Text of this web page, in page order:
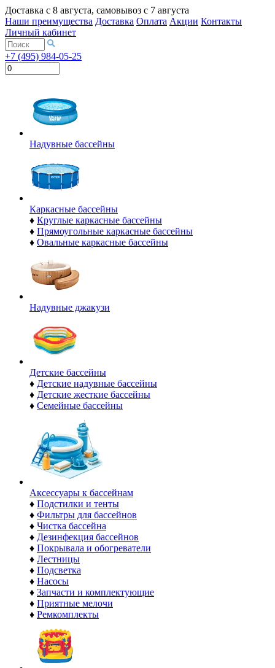
Доставка с 8 августа, самовывоз с 7 августа
Наши преимущества Доставка Оплата Акции Контакты
Личный кабинет
+7 (495) 984-05-25
Надувные бассейны
Каркасные бассейны
♦ Круглые каркасные бассейны
♦ Прямоугольные каркасные бассейны
♦ Овальные каркасные бассейны
Надувные джакузи
Детские бассейны
♦ Детские надувные бассейны
♦ Детские жесткие бассейны
♦ Семейные бассейны
Аксессуары к бассейнам
♦ Подстилки и тенты
♦ Фильтры для бассейнов
♦ Чистка бассейна
♦ Дезинфекция бассейнов
♦ Покрывала и обогреватели
♦ Лестницы
♦ Подсветка
♦ Насосы
♦ Запчасти и комплектующие
♦ Приятные мелочи
♦ Ремкомплекты